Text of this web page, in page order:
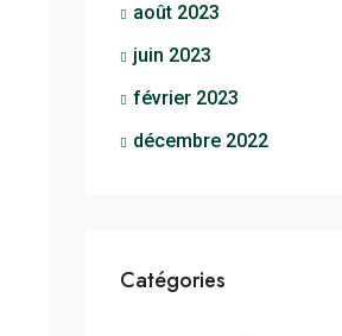
août 2023
juin 2023
février 2023
décembre 2022
Catégories